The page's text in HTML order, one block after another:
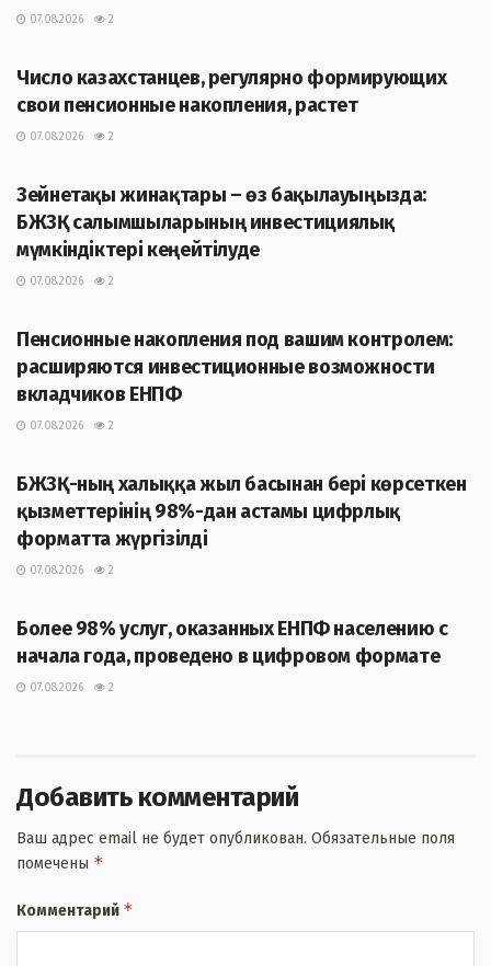
07.08.2026
2
Число казахстанцев, регулярно формирующих
свои пенсионные накопления, растет
07.08.2026
2
Зейнетақы жинақтары – өз бақылауыңызда:
БЖЗҚ салымшыларының инвестициялық
мүмкіндіктері кеңейтілуде
07.08.2026
2
Пенсионные накопления под вашим контролем:
расширяются инвестиционные возможности
вкладчиков ЕНПФ
07.08.2026
2
БЖЗҚ-ның халыққа жыл басынан бері көрсеткен
қызметтерінің 98%-дан астамы цифрлық
форматта жүргізілді
07.08.2026
2
Более 98% услуг, оказанных ЕНПФ населению с
начала года, проведено в цифровом формате
07.08.2026 2
Добавить комментарий
Ваш адрес email не будет опубликован. Обязательные поля
помечены *
Комментарий *